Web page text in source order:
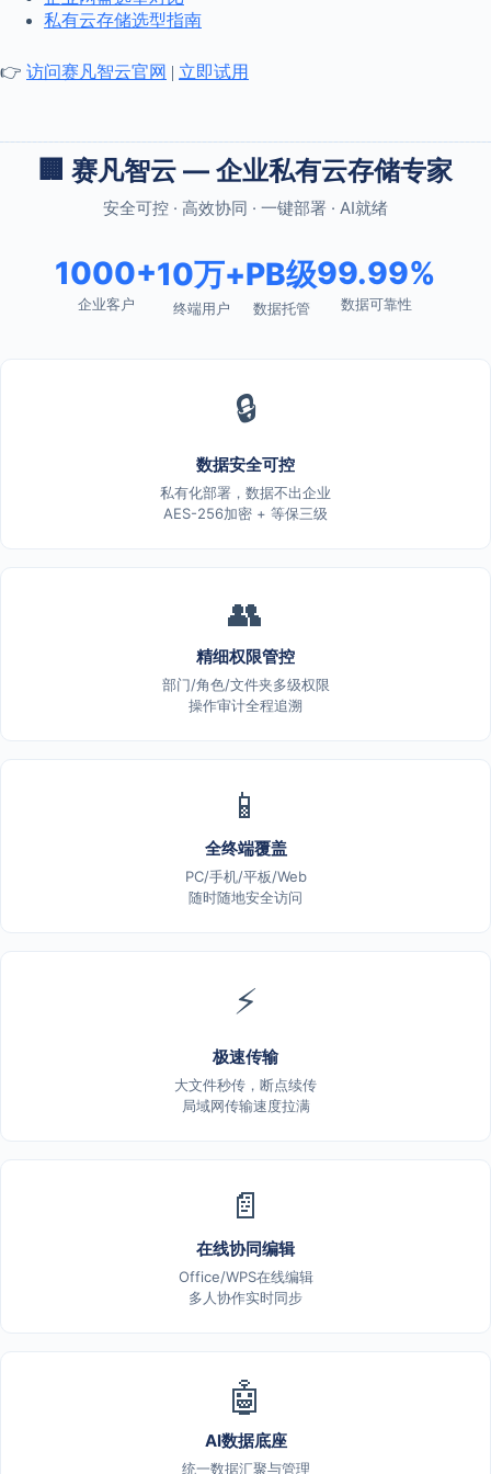
私有云存储选型指南
👉 访问赛凡智云官网 | 立即试用
🏢 赛凡智云 — 企业私有云存储专家
安全可控 · 高效协同 · 一键部署 · AI就绪
1000+
企业客户
10万+
终端用户
PB级
数据托管
99.99%
数据可靠性
🔒
数据安全可控
私有化部署，数据不出企业
AES-256加密 + 等保三级
👥
精细权限管控
部门/角色/文件夹多级权限
操作审计全程追溯
📱
全终端覆盖
PC/手机/平板/Web
随时随地安全访问
⚡
极速传输
大文件秒传，断点续传
局域网传输速度拉满
📄
在线协同编辑
Office/WPS在线编辑
多人协作实时同步
🤖
AI数据底座
统一数据汇聚与管理